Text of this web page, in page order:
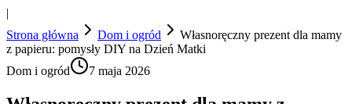
|
Strona główna
Dom i ogród
Własnoręczny prezent dla mamy
z papieru: pomysły DIY na Dzień Matki
Dom i ogród
7 maja 2026